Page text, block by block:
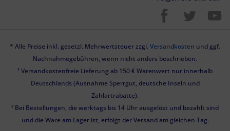
* Alle Preise inkl. gesetzl. Mehrwertsteuer zzgl. Versandkosten und ggf.
Nachnahmegebühren, wenn nicht anders beschrieben.
¹ Versandkostenfreie Lieferung ab 150 € Warenwert nur innerhalb
Deutschlands (Ausnahme Sperrgut, deutsche Inseln und
Zahlartrabatte).
² Bei Bestellungen, die werktags bis 14 Uhr ausgelöst und bezahlt sind
und die Ware am Lager ist, erfolgt der Versand am gleichen Tag.